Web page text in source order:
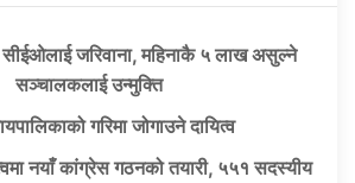
जरिवाना, महिनाकै ५ लाख असुल्ने
सञ्चालकलाई उन्मुक्ति
गरिमा जोगाउने दायित्व
नयाँ कांग्रेस गठनको तयारी, ५५१ सदस्यीय